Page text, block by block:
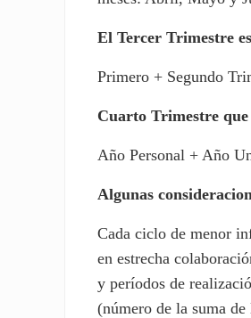
El Tercer Trimestre
Primero + Segundo
Cuarto Trimestre
Año Personal + Año
Algunas
Cada ciclo de menor
en estrecha
y períodos de
(número de la suma